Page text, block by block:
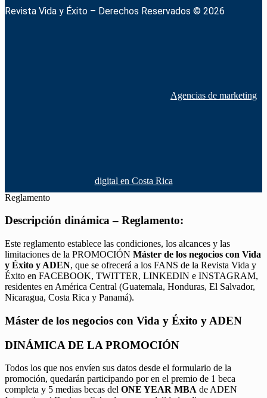
Revista Vida y Éxito – Derechos Reservados © 2026
Agencias de marketing
digital en Costa Rica
Reglamento
Descripción dinámica – Reglamento:
Este reglamento establece las condiciones, los alcances y las
limitaciones de la PROMOCIÓN Máster de los negocios con Vida
y Éxito y ADEN, que se ofrecerá a los FANS de la Revista Vida y
Éxito en FACEBOOK, TWITTER, LINKEDIN e INSTAGRAM,
residentes en América Central (Guatemala, Honduras, El Salvador,
Nicaragua, Costa Rica y Panamá).
Máster de los negocios con Vida y Éxito y ADEN
DINÁMICA DE LA PROMOCIÓN
Todos los que nos envíen sus datos desde el formulario de la
promoción, quedarán participando por en el premio de 1 beca
completa y 5 medias becas del ONE YEAR MBA de ADEN